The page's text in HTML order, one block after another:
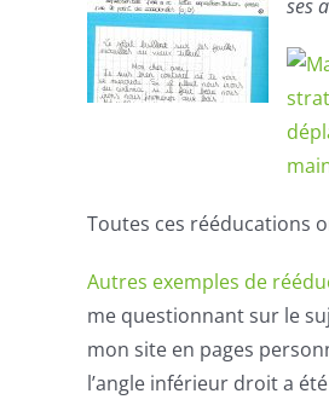
ses
Toutes ces rééducations
Autres exemples de
me questionnant sur le
mon site en pages
l’angle inférieur droit a